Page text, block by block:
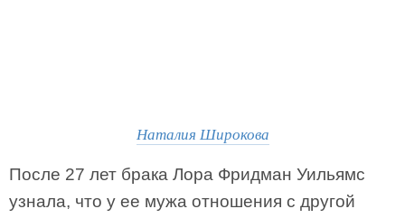
Наталия Широкова
После 27 лет брака Лора Фридман Уильямс
узнала, что у ее мужа отношения с другой